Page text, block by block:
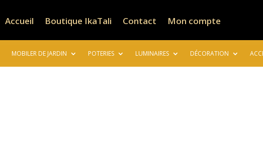
Accueil Boutique IkaTali Contact Mon compte
MOBILER DE JARDIN POTERIES LUMINAIRES DÉCORATION